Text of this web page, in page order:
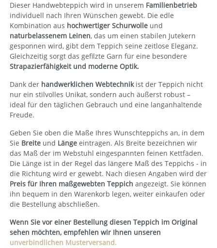
Dieser Handwebteppich wird in unserem Familienbetrieb
individuell nach Ihren Wünschen gewebt. Die edle
Kombination aus hochwertiger Schurwolle und
naturbelassenem Leinen, das um einen stabilen Jutekern
gesponnen wird, gibt dem Teppich seine zeitlose Eleganz.
Gleichzeitig sorgt das gefilzte Garn für eine besondere
Strapazierfähigkeit und moderne Optik.
Dank der handwerklichen Webtechnikist der Teppich nicht
nur ein stilvolles Unikat, sondern auch äußerst robust –
ideal für den täglichen Gebrauch und eine langanhaltende
Freude.
Geben Sie oben die Maße Ihres Wunschteppichs an, in dem
Sie Breite und Länge eintragen. Als Breite bezeichnen wir
das Maß der im Webstuhl eingespannten feinen Kettfäden.
Die Länge ist in der Regel das längere Maß des Teppichs - in
die Richtung wird er gewebt. Nach diesen Angaben wird der
Preis für Ihren maßgewebten Teppich angezeigt. Sie können
ihn bequem in den Warenkorb legen, weiter einkaufen oder
die Bestellung abschließen.
Wenn Sie vor einer Bestellung diesen Teppich im Original
sehen möchten, empfehlen wir Ihnen unseren
unverbindlichen Musterversand.